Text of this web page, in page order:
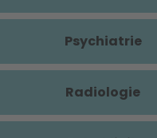
Psychiatrie
Radiologie